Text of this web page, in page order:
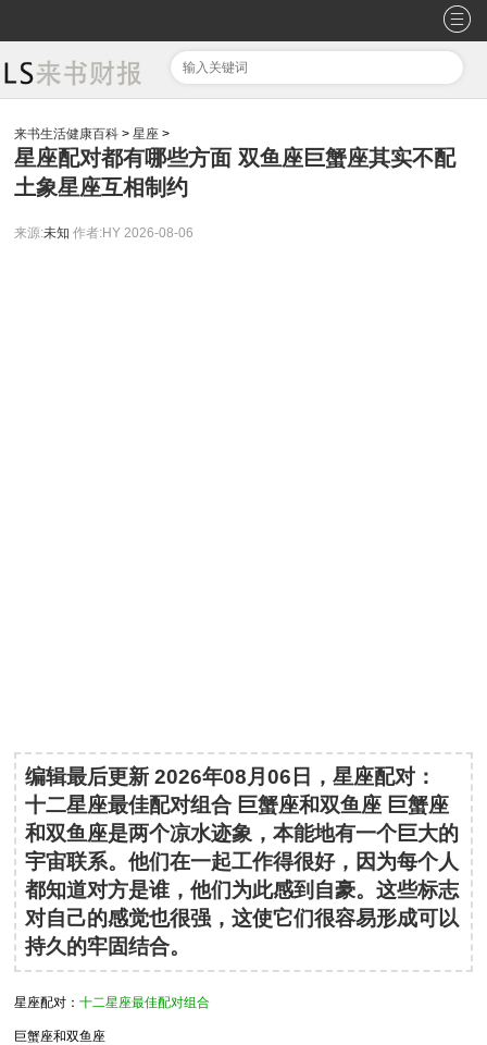
来书生活健康百科 >星座 >
星座配对都有哪些方面 双鱼座巨蟹座其实不配
土象星座互相制约
来源:未知 作者:HY 2026-08-06
编辑最后更新 2026年08月06日，星座配对：
十二星座最佳配对组合 巨蟹座和双鱼座 巨蟹座
和双鱼座是两个凉水迹象，本能地有一个巨大的
宇宙联系。他们在一起工作得很好，因为每个人
都知道对方是谁，他们为此感到自豪。这些标志
对自己的感觉也很强，这使它们很容易形成可以
持久的牢固结合。
星座配对：十二星座最佳配对组合
巨蟹座和双鱼座